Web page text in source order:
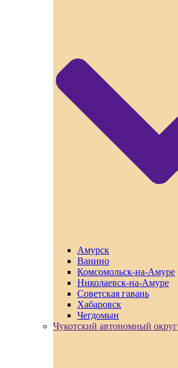
Амурск
Ванино
Комсомольск-на-Амуре
Николаевск-на-Амуре
Советская гавань
Хабаровск
Чегдомын
Чукотский автономный округ